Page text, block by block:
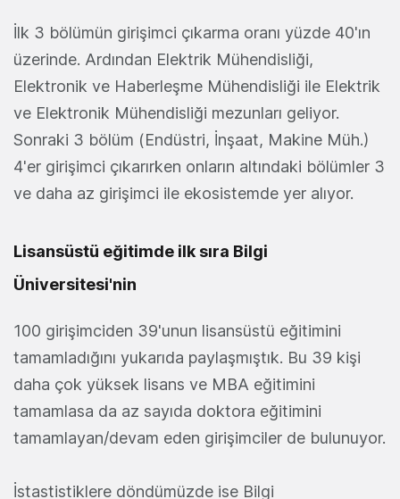
İlk 3 bölümün girişimci çıkarma oranı yüzde 40'ın
üzerinde. Ardından Elektrik Mühendisliği,
Elektronik ve Haberleşme Mühendisliği ile Elektrik
ve Elektronik Mühendisliği mezunları geliyor.
Sonraki 3 bölüm (Endüstri, İnşaat, Makine Müh.)
4'er girişimci çıkarırken onların altındaki bölümler 3
ve daha az girişimci ile ekosistemde yer alıyor.
Lisansüstü eğitimde ilk sıra Bilgi
Üniversitesi'nin
100 girişimciden 39'unun lisansüstü eğitimini
tamamladığını yukarıda paylaşmıştık. Bu 39 kişi
daha çok yüksek lisans ve MBA eğitimini
tamamlasa da az sayıda doktora eğitimini
tamamlayan/devam eden girişimciler de bulunuyor.
İstastistiklere döndümüzde ise Bilgi